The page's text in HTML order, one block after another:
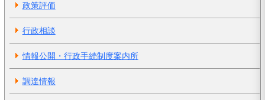
政策評価
行政相談
情報公開・行政手続制度案内所
調達情報